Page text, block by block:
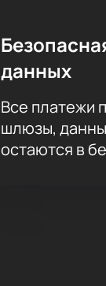
данных
Все платежи
шлюзы,
остаются в